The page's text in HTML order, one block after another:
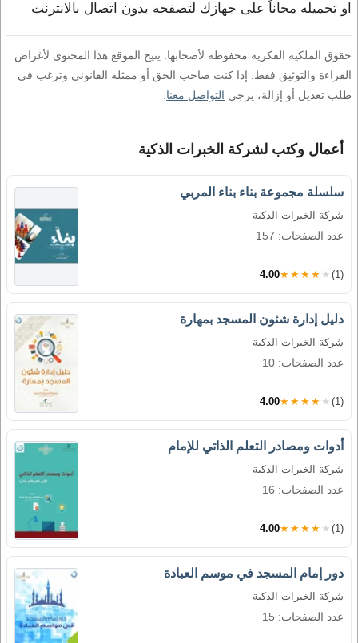
او تحميله مجاناً على جهازك لتصفحه بدون اتصال بالانترنت
حقوق الملكية الفكرية محفوظة لأصحابها. يتيح الموقع هذا المحتوى لأغراض
القراءة والتوثيق فقط. إذا كنت صاحب الحق أو ممثله القانوني وترغب في
طلب تعديل أو إزالة، يرجى التواصل معنا
أعمال وكتب لشركة الخبرات الذكية
سلسلة مجموعة بناء بناء المربي
شركة الخبرات الذكية
عدد الصفحات: 157
4.00★★★★★ (1)
دليل إدارة شئون المسجد بمهارة
شركة الخبرات الذكية
عدد الصفحات: 10
4.00★★★★★ (1)
أدوات ومصادر التعلم الذاتي للإمام
شركة الخبرات الذكية
عدد الصفحات: 16
4.00★★★★★ (1)
دور إمام المسجد في موسم العبادة
شركة الخبرات الذكية
عدد الصفحات: 15